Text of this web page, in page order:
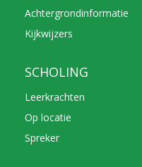
Achtergrondinformatie
Kijkwijzers
SCHOLING
Leerkrachten
Op locatie
Spreker